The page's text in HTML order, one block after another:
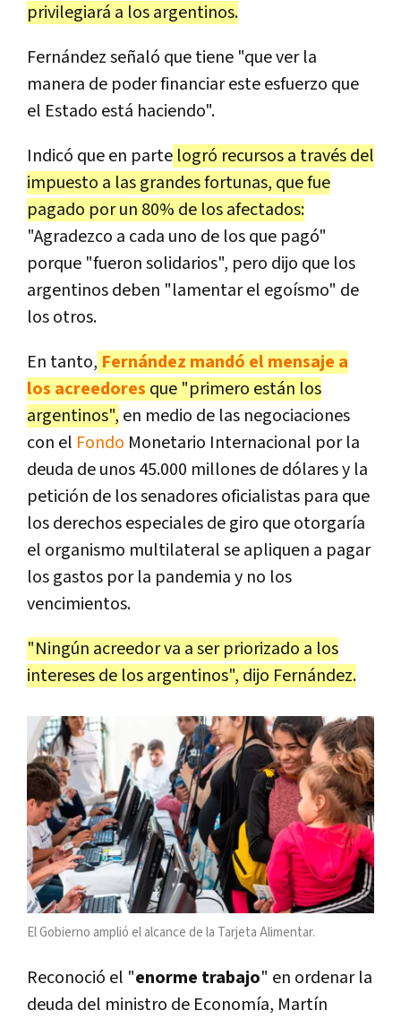
privilegiará a los argentinos.
Fernández señaló que tiene "que ver la
manera de poder financiar este esfuerzo que
el Estado está haciendo".
Indicó que en parte logró recursos a través del
impuesto a las grandes fortunas, que fue
pagado por un 80% de los afectados:
"Agradezco a cada uno de los que pagó"
porque "fueron solidarios", pero dijo que los
argentinos deben "lamentar el egoísmo" de
los otros.
En tanto, Fernández mandó el mensaje a
los acreedores que "primero están los
argentinos", en medio de las negociaciones
con el Fondo Monetario Internacional por la
deuda de unos 45.000 millones de dólares y la
petición de los senadores oficialistas para que
los derechos especiales de giro que otorgaría
el organismo multilateral se apliquen a pagar
los gastos por la pandemia y no los
vencimientos.
"Ningún acreedor va a ser priorizado a los
intereses de los argentinos", dijo Fernández.
El Gobierno amplió el alcance de la Tarjeta Alimentar.
Reconoció el "enorme trabajo" en ordenar la
deuda del ministro de Economía, Martín